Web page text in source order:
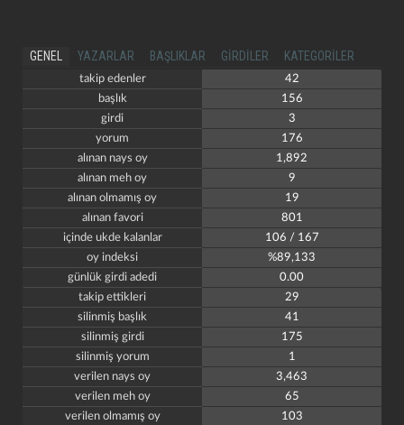
GENEL YAZARLAR BAŞLIKLAR GIRDILER KATEGORILER
takip edenler
42
başlık
156
girdi
3
yorum
176
alınan nays oy
1,892
alınan meh oy
9
alınan olmamış oy
19
alınan favori
801
içinde ukde kalanlar
106 / 167
oy indeksi
%89,133
günlük girdi adedi
0.00
takip ettikleri
29
silinmiş başlık
41
silinmiş girdi
175
silinmiş yorum
1
verilen nays oy
3,463
verilen meh oy
65
verilen olmamış oy
103